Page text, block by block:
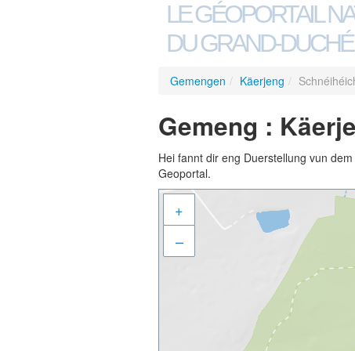
LE GÉOPORTAIL
DU GRAND-
Gemengen / Käerjeng /
Gemeng :
Hei fannt dir eng Duerstellung vun
Geoportal.
+
–